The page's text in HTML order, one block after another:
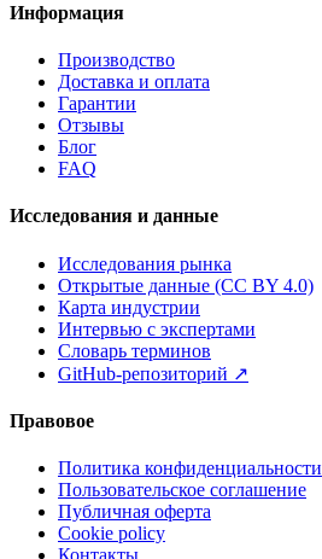
Информация
Производство
Доставка и оплата
Гарантии
Отзывы
Блог
FAQ
Исследования и данные
Исследования рынка
Открытые данные (CC BY 4.0)
Карта индустрии
Интервью с экспертами
Словарь терминов
GitHub-репозиторий ↗
Правовое
Политика конфиденциальности
Пользовательское соглашение
Публичная оферта
Cookie policy
Контакты